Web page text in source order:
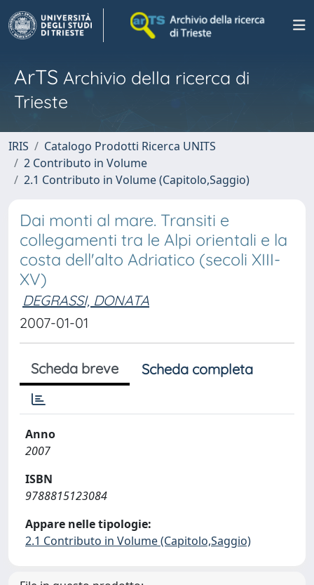
ArTS Archivio della ricerca di
Trieste
IRIS
Catalogo Prodotti Ricerca UNITS
2 Contributo in Volume
2.1 Contributo in Volume (Capitolo,Saggio)
Dai monti al mare. Transiti e
collegamenti tra le Alpi orientali e la
costa dell'alto Adriatico (secoli XIII-
XV)
DEGRASSI, DONATA
2007-01-01
Scheda breve Scheda completa
Anno
2007
ISBN
9788815123084
Appare nelle tipologie:
2.1 Contributo in Volume (Capitolo,Saggio)